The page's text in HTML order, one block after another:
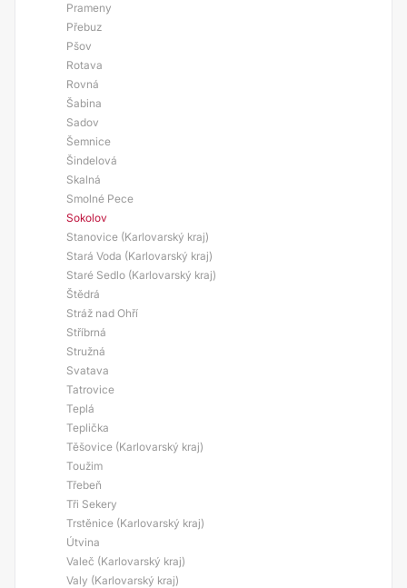
Prameny
Přebuz
Pšov
Rotava
Rovná
Šabina
Sadov
Šemnice
Šindelová
Skalná
Smolné Pece
Sokolov
Stanovice (Karlovarský kraj)
Stará Voda (Karlovarský kraj)
Staré Sedlo (Karlovarský kraj)
Štědrá
Stráž nad Ohří
Stříbrná
Stružná
Svatava
Tatrovice
Teplá
Teplička
Těšovice (Karlovarský kraj)
Toužim
Třebeň
Tři Sekery
Trstěnice (Karlovarský kraj)
Útvina
Valeč (Karlovarský kraj)
Valy (Karlovarský kraj)